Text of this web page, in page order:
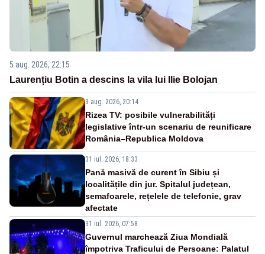
5 aug. 2026, 22:15
Laurențiu Botin a descins la vila lui Ilie Bolojan
3 aug. 2026, 20:14
Rizea TV: posibile vulnerabilități
legislative într-un scenariu de reunificare
România–Republica Moldova
31 iul. 2026, 18:33
Pană masivă de curent în Sibiu și
localitățile din jur. Spitalul județean,
semafoarele, rețelele de telefonie, grav
afectate
31 iul. 2026, 07:58
Guvernul marchează Ziua Mondială
împotriva Traficului de Persoane: Palatul